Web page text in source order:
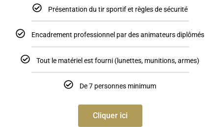
Présentation du tir sportif et règles de sécurité
Encadrement professionnel par des animateurs diplômés
Tout le matériel est fourni (lunettes, munitions, armes)
De 7 personnes minimum
Cliquer ici